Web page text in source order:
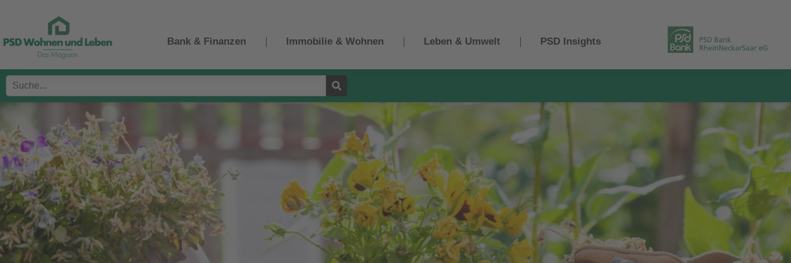
Bank & Finanzen Immobilie & Wohnen Leben & Umwelt PSD Insights